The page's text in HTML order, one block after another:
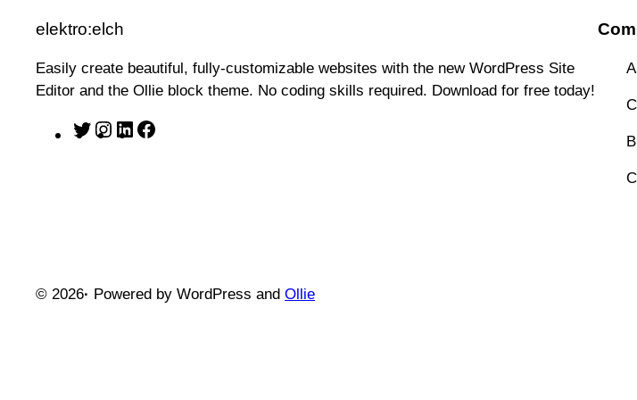
elektro:elch
Easily create beautiful, fully-customizable websites with the new WordPress Site
Editor and the Ollie block theme. No coding skills required. Download for free today!
T
a
L
n
k
© 2026· Powered by WordPress and Ollie